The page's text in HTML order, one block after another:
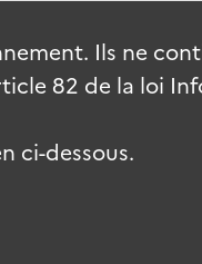
Ils ne
82 de la loi
ci-dessous.